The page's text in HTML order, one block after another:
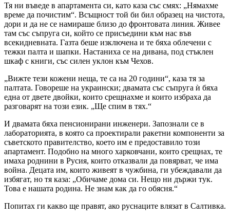
Тя ни въведе в апартамента си, като каза със смях: „Нямахме
време да почистим“. Всъщност той би бил образец на чистота,
дори и да не се намираше близо до фронтовата линия. Живее
там със съпруга си, който се присъедини към нас във
всекидневната. Газта беше изключена и те бяха облечени с
тежки палта и шапки. Настаниха се на дивана, под стъклен
шкаф с книги, със силен уклон към Чехов.
„Вижте тези кожени неща, те са на 20 години“, каза тя за
палтата. Говореше на украински; двамата със съпруга ѝ бяха
една от двете двойки, които срещнахме и които избраха да
разговарят на този език. „Ще спим в тях.“
И двамата бяха пенсионирани инженери. Запознали се в
лабораторията, в която са проектирали ракетни компоненти за
съветското правителство, което им е предоставило този
апартамент. Подобно на много харковчани, които срещнах, те
имаха роднини в Русия, които отказвали да повярват, че има
война. Децата им, които живеят в чужбина, ги убеждавали да
избягат, но тя каза: „Обичаме дома си. Нещо ни държи тук.
Това е нашата родина. Не знам как да го обясня.“
Попитах ги какво ще правят, ако руснаците влязат в Салтивка.